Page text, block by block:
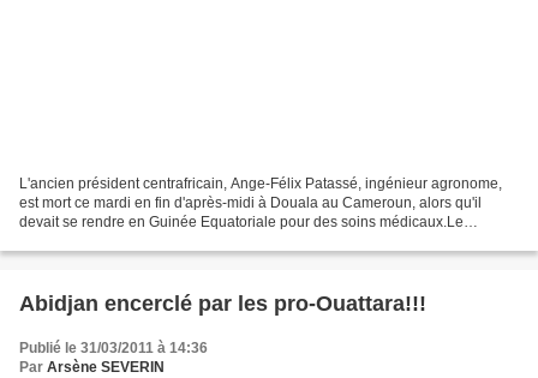
L'ancien président centrafricain, Ange-Félix Patassé, ingénieur agronome,
est mort ce mardi en fin d'après-midi à Douala au Cameroun, alors qu'il
devait se rendre en Guinée Equatoriale pour des soins médicaux.Le
Abidjan encerclé par les pro-Ouattara!!!
Publié le 31/03/2011 à 14:36
Par Arsène SEVERIN